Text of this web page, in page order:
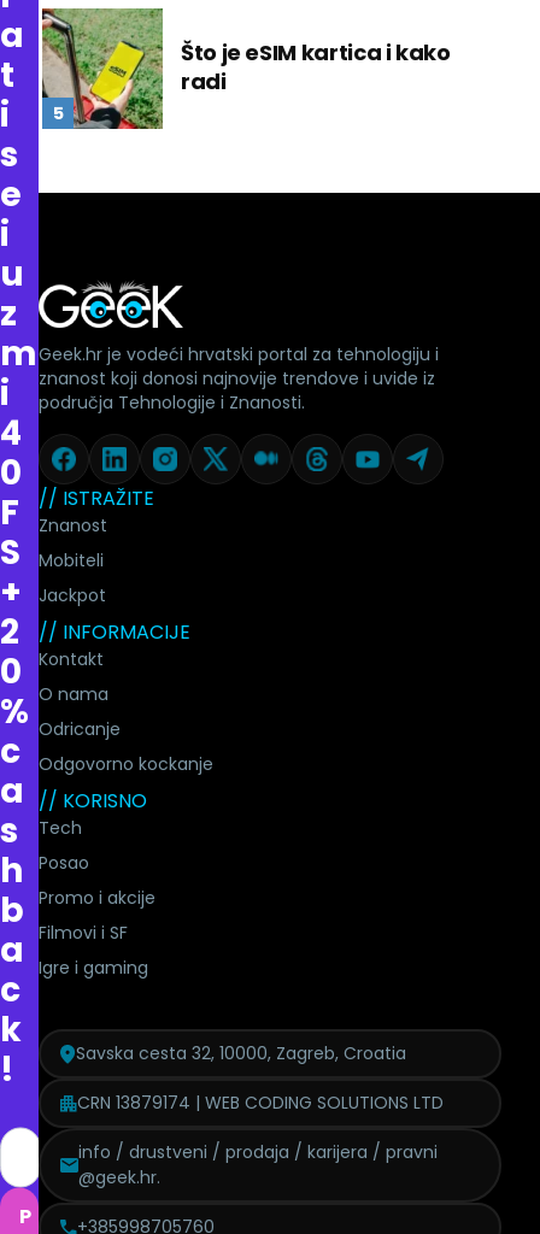
Što je eSIM kartica i kako
radi
a
t
i
s
e
i
u
z
m
i
4
0
F
S
+
2
0
%
c
a
s
h
b
a
c
k
!
P
// ISTRAŽITE
Znanost
Mobiteli
Jackpot
// INFORMACIJE
Kontakt
O nama
Odricanje
Odgovorno kockanje
// KORISNO
Tech
Posao
Promo i akcije
Filmovi i SF
Igre i gaming
Geek.hr je vodeći hrvatski portal za tehnologiju i
znanost koji donosi najnovije trendove i uvide iz
područja Tehnologije i Znanosti.
Savska cesta 32, 10000, Zagreb, Croatia
CRN 13879174 | WEB CODING SOLUTIONS LTD
info / drustveni / prodaja / karijera / pravni
@geek.hr.
+385998705760